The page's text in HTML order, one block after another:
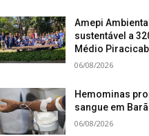
Amepi
sustentável a
Médio
06/08/2026
Hemominas
sangue em
06/08/2026